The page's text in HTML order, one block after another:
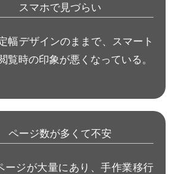
スマホで見づらい
幅デザインのままで、スマート
覧時の印象が悪くなっている。
ページ数が多くて不安
ージが大量にあり、手作業移行